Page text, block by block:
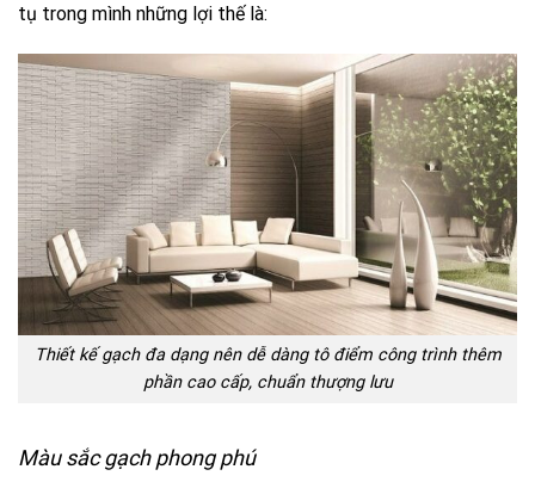
tụ trong mình những lợi thế là:
Thiết kế gạch đa dạng nên dễ dàng tô điểm công trình thêm
phần cao cấp, chuẩn thượng lưu
Màu sắc gạch phong phú